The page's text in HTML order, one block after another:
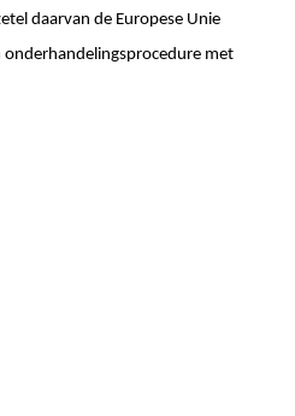
daarvan de Europese Unie
onderhandelingsprocedure met